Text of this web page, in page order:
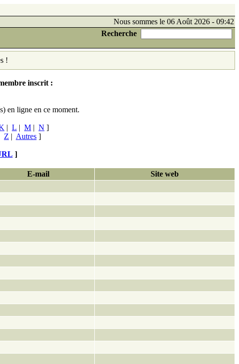
Nous sommes le 06 Août 2026 - 09:42
Recherche
!
inscrit :
en ligne en ce moment.
| L | M | N ]
Z | Autres ]
]
E-mail
Site web